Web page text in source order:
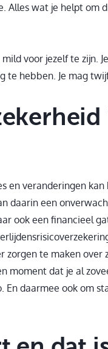
Alles wat je helpt om
voor jezelf te zijn.
te hebben. Je mag
en veranderingen
daarin een
ook een financieel
zorgen te maken
moment dat je al
En daarmee ook om